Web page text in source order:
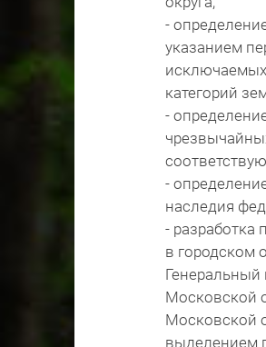
-
указанием
исключаемых
категорий
-
-
наследия
-
в городском
Генеральный
Московской
Московской
выделением